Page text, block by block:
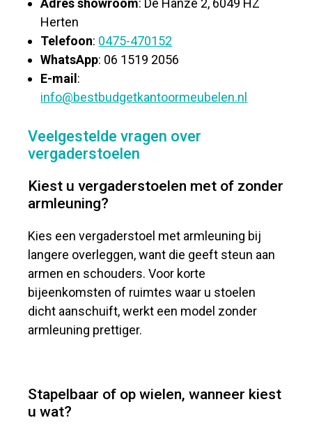
Adres showroom: De Hanze 2, 6049 HZ
Herten
Telefoon: 0475-470152
WhatsApp: 06 1519 2056
E-mail :
info@bestbudgetkantoormeubelen.nl
Veelgestelde vragen over
vergaderstoelen
Kiest u vergaderstoelen met of zonder
armleuning?
Kies een vergaderstoel met armleuning bij
langere overleggen, want die geeft steun aan
armen en schouders. Voor korte
bijeenkomsten of ruimtes waar u stoelen
dicht aanschuift, werkt een model zonder
armleuning prettiger.
Stapelbaar of op wielen, wanneer kiest
u wat?